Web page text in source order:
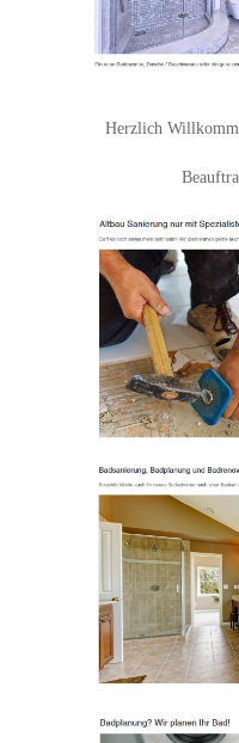
Herzlich